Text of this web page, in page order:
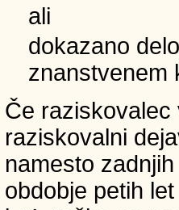
ali
dokazano
znanstvenem
Če raziskovalec
raziskovalni
namesto
obdobje petih